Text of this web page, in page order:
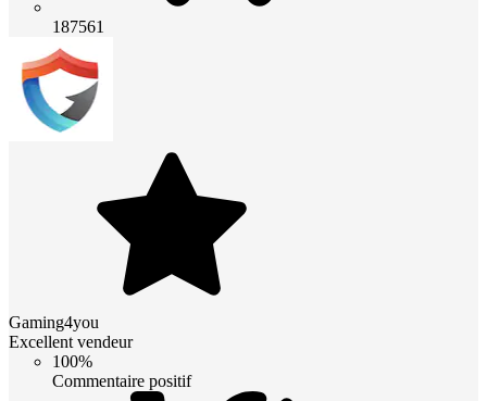
187561
Gaming4you
Excellent vendeur
100%
Commentaire positif